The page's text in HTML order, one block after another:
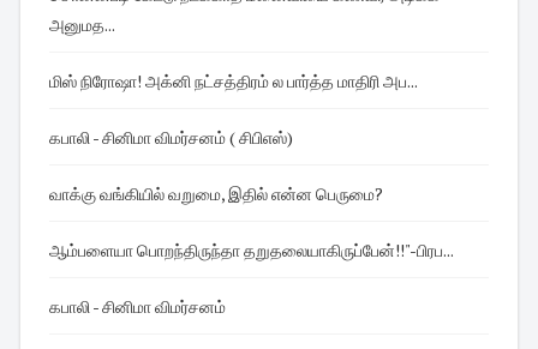
அனுமத...
மிஸ் நிரோஷா! அக்னி நட்சத்திரம் ல பார்த்த மாதிரி அப...
கபாலி - சினிமா விமர்சனம் ( சிபிஎஸ்)
வாக்கு வங்கியில் வறுமை, இதில் என்ன பெருமை?
ஆம்பளையா பொறந்திருந்தா தறுதலையாகிருப்பேன்!!"-பிரப...
கபாலி - சினிமா விமர்சனம்